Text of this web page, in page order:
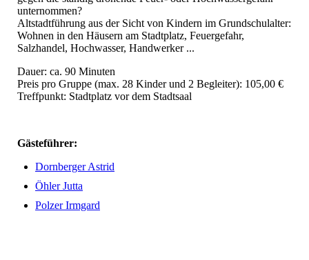
unternommen?
Altstadtführung aus der Sicht von Kindern im Grundschulalter:
Wohnen in den Häusern am Stadtplatz, Feuergefahr,
Salzhandel, Hochwasser, Handwerker ...
Dauer: ca. 90 Minuten
Preis pro Gruppe (max. 28 Kinder und 2 Begleiter): 105,00 €
Treffpunkt: Stadtplatz vor dem Stadtsaal
Gästeführer:
Dornberger Astrid
Öhler Jutta
Polzer Irmgard